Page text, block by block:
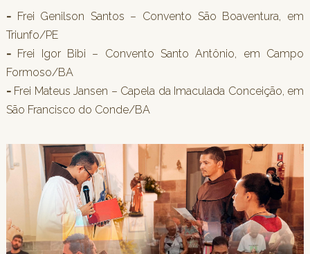
-Frei Genilson Santos – Convento São Boaventura, em
Triunfo/PE
-Frei Igor Bibi – Convento Santo Antônio, em Campo
Formoso/BA
- Frei Mateus Jansen – Capela da Imaculada Conceição, em
São Francisco do Conde/BA